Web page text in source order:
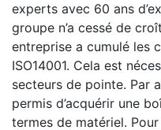
experts avec 60 ans
groupe n’a cessé de
entreprise a cumulé les
ISO14001. Cela est
secteurs de pointe. Par
permis d’acquérir une
termes de matériel.